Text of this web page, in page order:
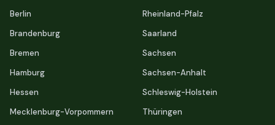
Berlin
Brandenburg
Bremen
Hamburg
Hessen
Mecklenburg-Vorpommern
Rheinland-Pfalz
Saarland
Sachsen
Sachsen-Anhalt
Schleswig-Holstein
Thüringen